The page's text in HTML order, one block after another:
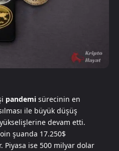
pandemi sürecinin en
ile büyük düşüş
devam etti.
şuanda 17.250$
Piyasa ise 500 milyar dolar